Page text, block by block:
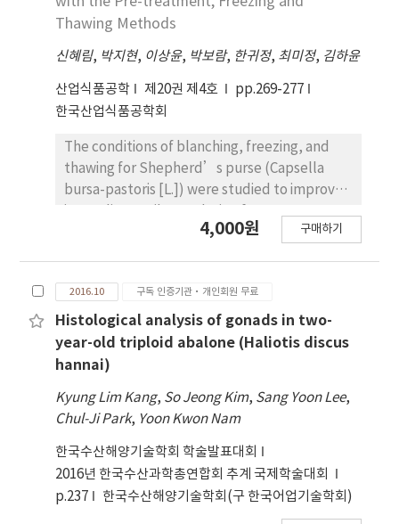
RG powder (158.00 μm, 8.45 μm, and 6.33 μm)
were analyzed, and dispersion stability was
measured to investigate the suitable size of
results, no significant difference was found
from the changes in color intensity and
thiobarbutric acid tests at 4°C, 25°C, and 40°C
for 4 weeks. There was no significant
difference on the production of antioxidants
and ginsenoside among the samples (p>0.05).
In dispersion stability, RG-158.00 μm was
μm showed no significant difference. It
implies that fine RG is suitable for the
production process. With further study, it
seemed that the physicochemical effects of
RG particle sizes can be clearly revealed.
Thawing Methods
신혜림, 박지현, 이상윤, 박보람, 한귀정, 최미정, 김하윤
산업식품공학 제20권 제4호
pp.269-277
한국산업식품공학회
The conditions of blanching, freezing, and
thawing for Shepherd’s purse (Capsella
bursa-pastoris [L.]) were studied to improve
The washed samples were blanched with
characteristics of the samples such as pH,
texture, hardness, color value, and total
viable cell were analyzed. The samples
blanched for 30 s were frozen and thawed
physicochemical characteristics were
analyzed. The pH value of raw samples was
higher than that of the blanched sample. The
values of brightness (L*), redness (a*), and
yellowness (b*) decreased after blanching
4,000원 구매하기
2016.10 구독 인증기관·개인회원 무료
Histological analysis of gonads in two-
year-old triploid abalone (Haliotis discus
hannai)
Kyung Lim Kang, So Jeong Kim, Sang Yoon Lee,
Chul-Ji Park, Yoon Kwon Nam
한국수산해양기술학회 학술발표대회
2016년 한국수산과학총연합회 추계 국제학술대회
p.237
한국수산해양기술학회(구 한국어업기술학회)